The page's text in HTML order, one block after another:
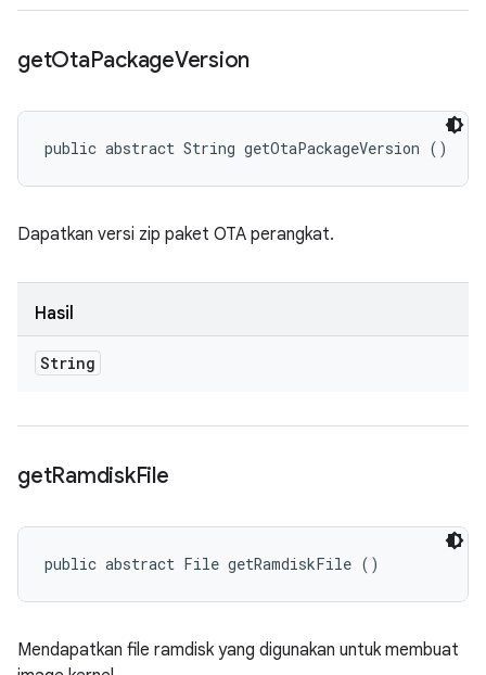
getOtaPackageVersion
public abstract String getOtaPackageVersion ()
Dapatkan versi zip paket OTA perangkat.
Hasil
String
getRamdiskFile
public abstract File getRamdiskFile ()
Mendapatkan file ramdisk yang digunakan untuk membuat